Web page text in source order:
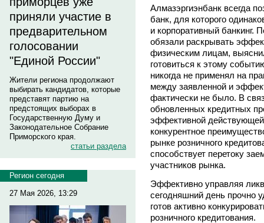
приняли участие в
предварительном
голосовании
"Единой России"
Жители региона продолжают
выбирать кандидатов, которые
представят партию на
предстоящих выборах в
Государственную Думу и
Законодательное Собрание
Приморского края.
статьи раздела
Регион сегодня
27 Мая 2026, 13:29
Алмазэргиэнбанк всегда
банк, для которого
и корпоративный банкинг.
обязали раскрывать
физическим лицам,
готовиться к этому
никогда не применял на
между заявленной и
фактически не было. В
обновленных кредитных
эффективной
конкурентное
рынке розничного
способствует перетоку
участников рынка.
Эффективно управляя
сегодняшний день прочно
готов активно
розничного кредитования.